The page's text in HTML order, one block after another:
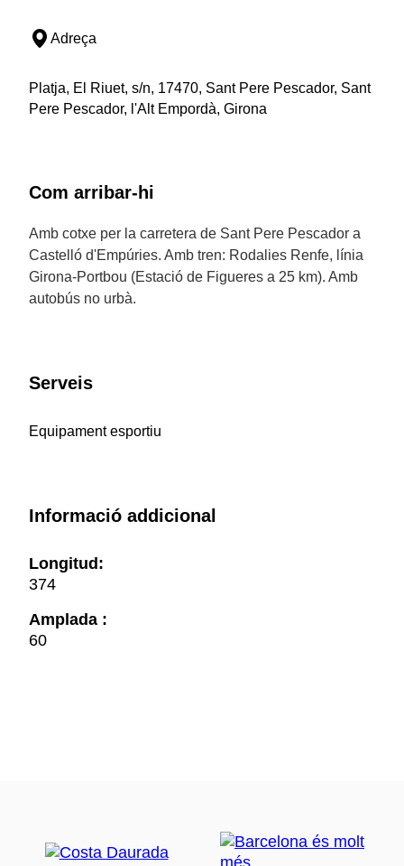
Adreça
Platja, El Riuet, s/n, 17470, Sant Pere Pescador, Sant
Pere Pescador, l'Alt Empordà, Girona
Com arribar-hi
Amb cotxe per la carretera de Sant Pere Pescador a
Castelló d'Empúries. Amb tren: Rodalies Renfe, línia
Girona-Portbou (Estació de Figueres a 25 km). Amb
autobús no urbà.
Serveis
Equipament esportiu
Informació addicional
Longitud:
374
Amplada :
60